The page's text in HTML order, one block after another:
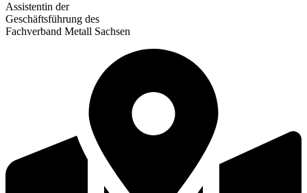
Assistentin der
Geschäftsführung des
Fachverband Metall Sachsen